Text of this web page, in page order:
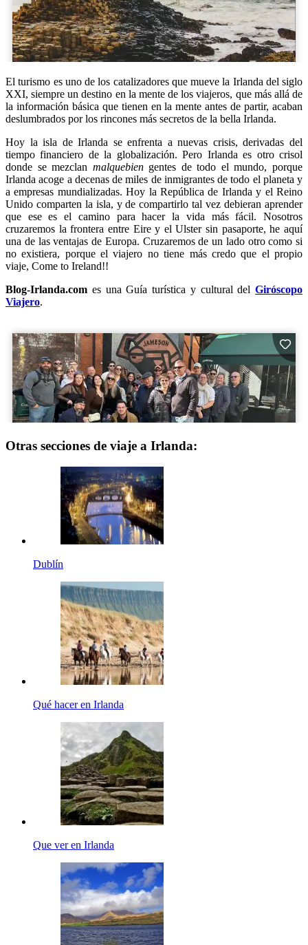
El turismo es uno de los catalizadores que mueve la Irlanda del siglo
XXI, siempre un destino en la mente de los viajeros, que más allá de
la información básica que tienen en la mente antes de partir, acaban
deslumbrados por los rincones más secretos de la bella Irlanda.
Hoy la isla de Irlanda se enfrenta a nuevas crisis, derivadas del
tiempo financiero de la globalización. Pero Irlanda es otro crisol
donde se mezclan malquebiengentes de todo el mundo, porque
Irlanda acoge a decenas de miles de inmigrantes de todo el planeta y
a empresas mundializadas. Hoy la República de Irlanda y el Reino
Unido comparten la isla, y de compartirlo tal vez debieran aprender
que ese es el camino para hacer la vida más fácil. Nosotros
cruzaremos la frontera entre Eire y el Ulster sin pasaporte, he aquí
una de las ventajas de Europa. Cruzaremos de un lado otro como si
no existiera, porque el viajero no tiene más credo que el propio
viaje, Come to Ireland!!
Blog-Irlanda.com es una Guía turística y cultural del Giróscopo
Viajero.
Otras secciones de viaje a Irlanda:
Dublín
Qué hacer en Irlanda
Que ver en Irlanda